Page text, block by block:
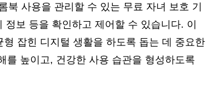
북 사용을 관리할 수 있는 무료 자녀 보호 기
보 등을 확인하고 제어할 수 있습니다. 이
잡힌 디지털 생활을 하도록 돕는 데 중요한
를 높이고, 건강한 사용 습관을 형성하도록